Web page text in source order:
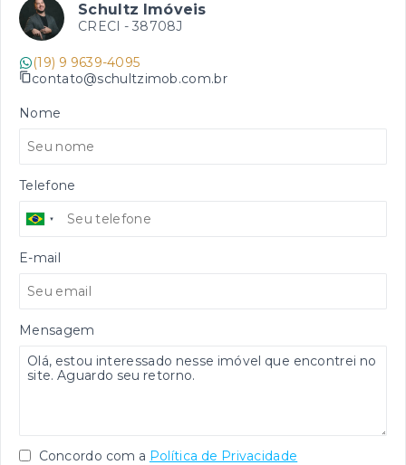
Schultz Imóveis
CRECI - 38708J
(19) 9 9639-4095
contato@schultzimob.com.br
Nome
Telefone
E-mail
Mensagem
Concordo com a Política de Privacidade